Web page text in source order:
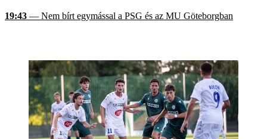
19:43 — Nem bírt egymással a PSG és az MU Göteborgban